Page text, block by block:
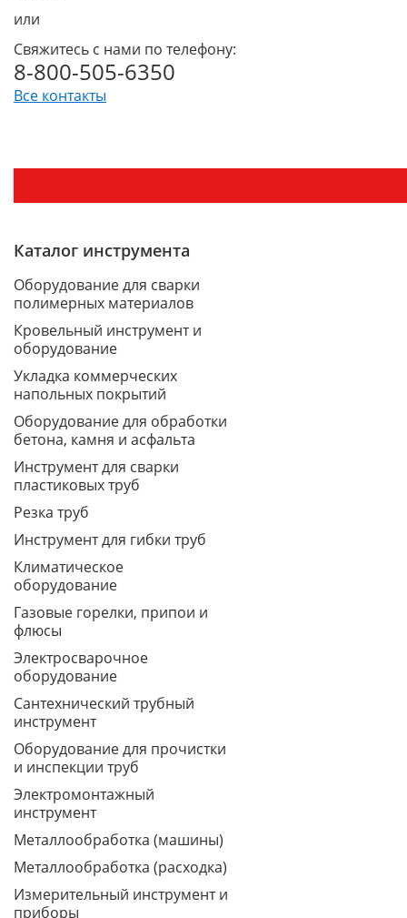
или
Свяжитесь с нами по телефону:
8-800-505-6350
Все контакты
Каталог инструмента
Оборудование для сварки
полимерных материалов
Кровельный инструмент и
оборудование
Укладка коммерческих
напольных покрытий
Оборудование для обработки
бетона, камня и асфальта
Инструмент для сварки
пластиковых труб
Резка труб
Инструмент для гибки труб
Климатическое
оборудование
Газовые горелки, припои и
флюсы
Электросварочное
оборудование
Сантехнический трубный
инструмент
Оборудование для прочистки
и инспекции труб
Электромонтажный
инструмент
Металлообработка (машины)
Металлообработка (расходка)
Измерительный инструмент и
приборы